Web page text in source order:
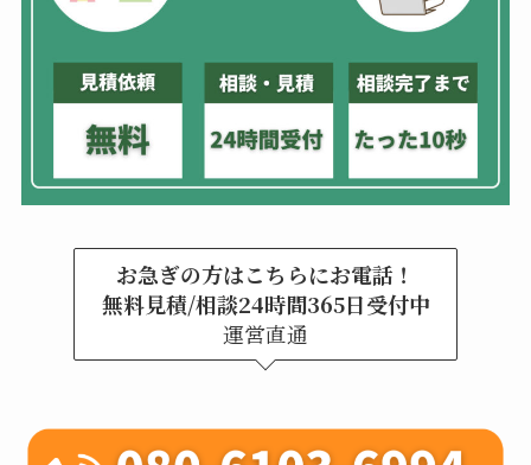
お急ぎの方はこちらにお電話！
無料見積/相談24時間365日受付中
運営直通